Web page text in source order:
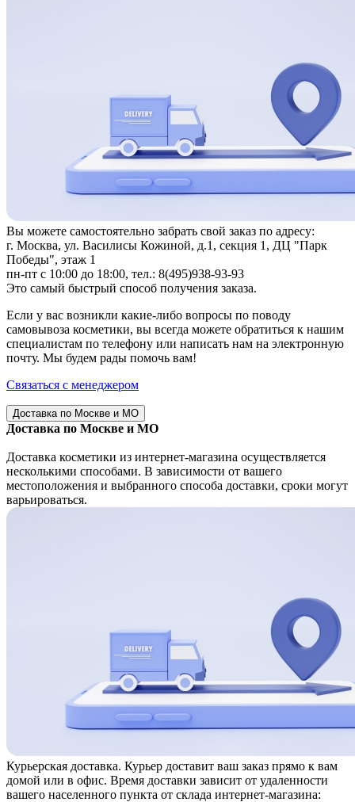
Вы можете самостоятельно забрать свой заказ по адресу:
г. Москва, ул. Василисы Кожиной, д.1, секция 1, ДЦ "Парк
Победы", этаж 1
пн-пт с 10:00 до 18:00, тел.: 8(495)938-93-93
Это самый быстрый способ получения заказа.
Если у вас возникли какие-либо вопросы по поводу
самовывоза косметики, вы всегда можете обратиться к нашим
специалистам по телефону или написать нам на электронную
почту. Мы будем рады помочь вам!
Связаться с менеджером
Доставка по Москве и МО
Доставка по Москве и МО
Доставка косметики из интернет-магазина осуществляется
несколькими способами. В зависимости от вашего
местоположения и выбранного способа доставки, сроки могут
варьироваться.
Курьерская доставка. Курьер доставит ваш заказ прямо к вам
домой или в офис. Время доставки зависит от удаленности
вашего населенного пункта от склада интернет-магазина: